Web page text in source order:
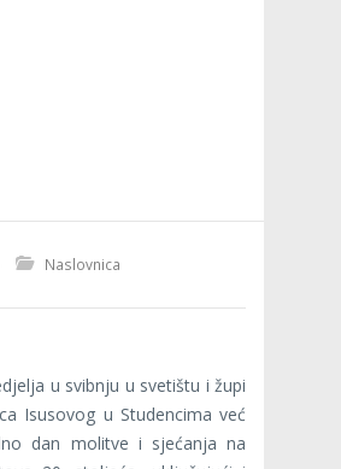
Naslovnica
u svibnju u svetištu i župi
Isusovog u Studencima već
dan molitve i sjećanja na